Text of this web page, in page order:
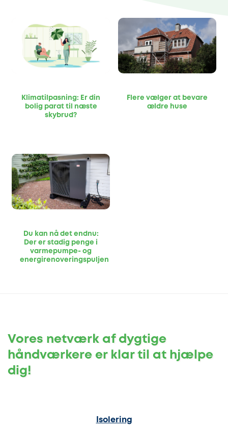
Klimatilpasning: Er din
bolig parat til næste
skybrud?
Flere vælger at bevare
ældre huse
Du kan nå det endnu:
Der er stadig penge i
varmepumpe- og
energirenoveringspuljen
Vores netværk af dygtige
håndværkere er klar til at hjælpe
dig!
Isolering